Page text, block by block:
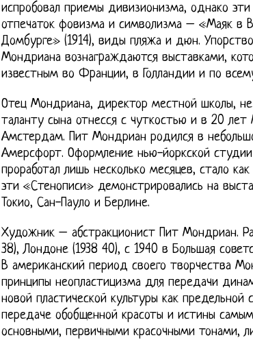
испробовал приемы дивизионизма, однако
отпечаток фовизма и символизма – «Маяк в
Домбурге» (1914), виды пляжа и дюн.
Мондриана вознагpаждаются выставками,
известным во Фpанции, в Голландии и по
Отец Мондриана, директор местной школы,
таланту сына отнесся с чуткостью и в 20
Амстердам. Пит Мондриан родился в
Амерсфорт. Оформление нью-йоркской
проработал лишь несколько месяцев, стало
эти «Стенописи» демонстрировались на
Токио, Сан-Пауло и Берлине.
Художник – абстракционист Пит Мондриан.
38), Лондоне (1938 40), с 1940 в Большая
В американский период своего творчества
принципы неопластицизма для передачи
новой пластической культуры как предельной
передаче обобщенной красоты и истины
основными, первичными красочными тонами,